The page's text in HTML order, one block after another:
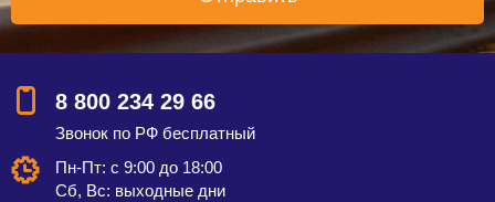
8 800 234 29 66
Звонок по РФ бесплатный
Пн-Пт: с 9:00 до 18:00
Сб, Вс: выходные дни